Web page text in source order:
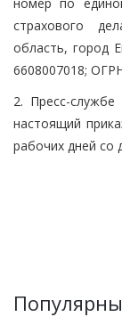
страхового
область, город
6608007018;
2. Пресс-службе
настоящий
рабочих дней со